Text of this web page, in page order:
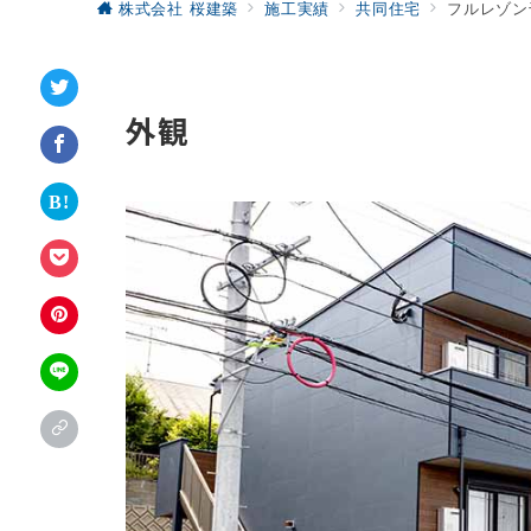
株式会社 桜建築 施工実績 共同住宅 フルレゾ
外観